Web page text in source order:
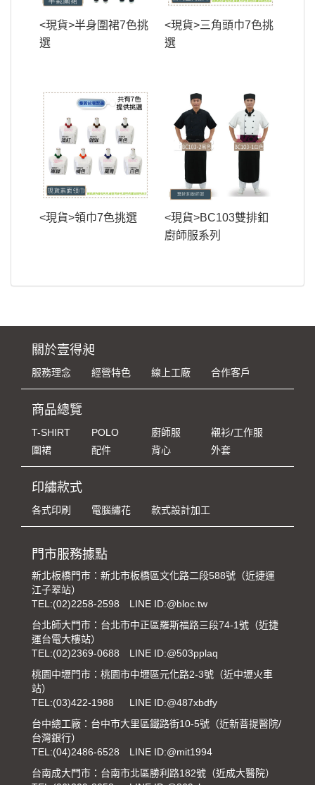
<現貨>半身圍裙7色挑
選
<現貨>三角頭巾7色挑
選
<現貨>領巾7色挑選
<現貨>BC103雙排釦
廚師服系列
關於壹得昶
服務理念 經營特色 線上工廠 合作客戶
商品總覽
T-SHIRT POLO 廚師服
襯衫/工作服
圍裙
配件 背心 外套
印繡款式
各式印刷 電腦繡花 款式設計加工
門市服務據點
新北板橋門市：新北市板橋區文化路二段588號（近捷運
江子翠站）
TEL:(02)2258-2598
LINE ID:@bloc.tw
台北師大門市：台北市中正區羅斯福路三段74-1號（近捷
運台電大樓站）
TEL:(02)2369-0688
LINE ID:@503pplaq
桃園中壢門市：桃園市中壢區元化路2-3號（近中壢火車
站）
TEL:(03)422-1988
LINE ID:@487xbdfy
台中總工廠：台中市大里區鐵路街10-5號（近新菩提醫院/
台灣銀行）
TEL:(04)2486-6528
LINE ID:@mit1994
台南成大門市：台南市北區勝利路182號（近成大醫院）